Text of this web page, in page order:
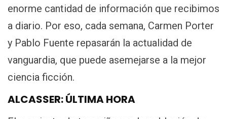
enorme cantidad de información que recibimos
a diario. Por eso, cada semana, Carmen Porter
y Pablo Fuente repasarán la actualidad de
vanguardia, que puede asemejarse a la mejor
ciencia ficción.
ALCASSER: ÚLTIMA HORA